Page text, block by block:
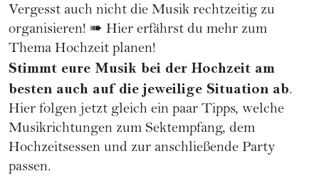
Vergesst auch nicht die Musik rechtzeitig zu
organisieren! ➠ Hier erfährst du mehr zum
Thema Hochzeit planen!
Stimmt eure Musik bei der Hochzeit am
besten auch auf die jeweilige Situation ab.
Hier folgen jetzt gleich ein paar Tipps, welche
Musikrichtungen zum Sektempfang, dem
Hochzeitsessen und zur anschließende Party
passen.